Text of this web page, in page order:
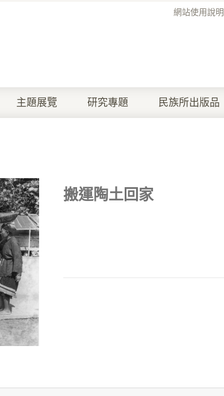
網站使用說明
主題展覽 研究專題 民族所出版品
搬運陶土回家